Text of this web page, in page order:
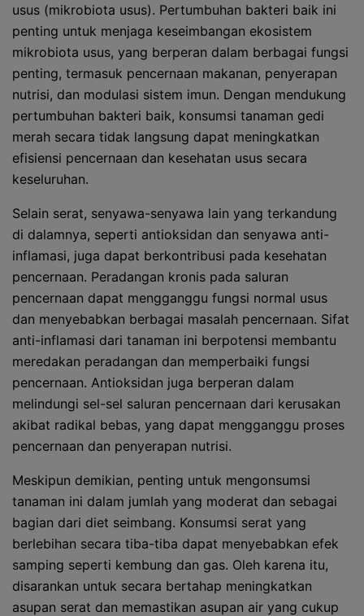
usus (mikrobiota usus). Pertumbuhan bakteri baik ini
penting untuk menjaga keseimbangan ekosistem
mikrobiota usus, yang berperan dalam berbagai fungsi
penting, termasuk pencernaan makanan, penyerapan
nutrisi, dan modulasi sistem imun. Dengan mendukung
pertumbuhan bakteri baik, konsumsi tanaman gedi
merah secara tidak langsung dapat meningkatkan
efisiensi pencernaan dan kesehatan usus secara
keseluruhan.
Selain serat, senyawa-senyawa lain yang terkandung
di dalamnya, seperti antioksidan dan senyawa anti-
inflamasi, juga dapat berkontribusi pada kesehatan
pencernaan. Peradangan kronis pada saluran
pencernaan dapat mengganggu fungsi normal usus
dan menyebabkan berbagai masalah pencernaan. Sifat
anti-inflamasi dari tanaman ini berpotensi membantu
meredakan peradangan dan memperbaiki fungsi
pencernaan. Antioksidan juga berperan dalam
melindungi sel-sel saluran pencernaan dari kerusakan
akibat radikal bebas, yang dapat mengganggu proses
pencernaan dan penyerapan nutrisi.
Meskipun demikian, penting untuk mengonsumsi
tanaman ini dalam jumlah yang moderat dan sebagai
bagian dari diet seimbang. Konsumsi serat yang
berlebihan secara tiba-tiba dapat menyebabkan efek
samping seperti kembung dan gas. Oleh karena itu,
disarankan untuk secara bertahap meningkatkan
asupan serat dan memastikan asupan air yang cukup